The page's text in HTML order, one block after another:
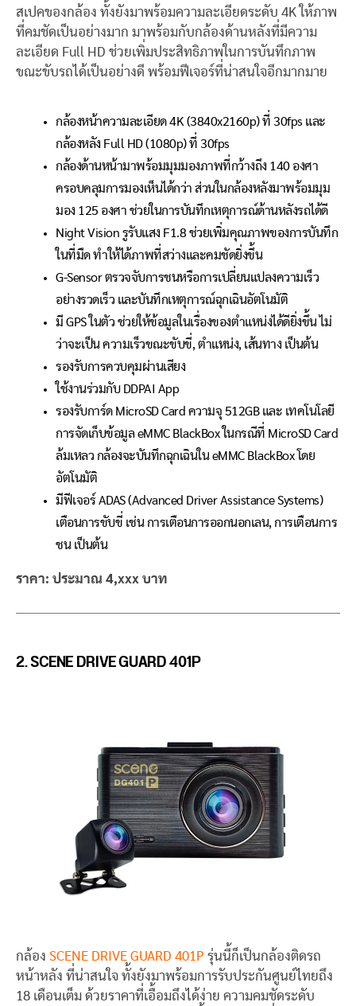
สเปคของกล้อง ทั้งยังมาพร้อมความละเอียดระดับ 4K ให้ภาพ
ที่คมชัดเป็นอย่างมาก มาพร้อมกับกล้องด้านหลังที่มีความ
ละเอียด Full HD ช่วยเพิ่มประสิทธิภาพในการบันทึกภาพ
ขณะขับรถได้เป็นอย่างดี พร้อมฟีเจอร์ที่น่าสนใจอีกมากมาย
กล้องหน้าความละเอียด 4K (3840x2160p) ที่ 30fps และ
กล้องหลัง Full HD (1080p) ที่ 30fps
กล้องด้านหน้ามาพร้อมมุมมองภาพที่กว้างถึง 140 องศา
ครอบคลุมการมองเห็นได้กว่า ส่วนในกล้องหลังมาพร้อมมุม
มอง 125 องศา ช่วยในการบันทึกเหตุการณ์ด้านหลังรถได้ดี
Night Vision รูรับแสง F1.8 ช่วยเพิ่มคุณภาพของการบันทึก
ในที่มืด ทำให้ได้ภาพที่สว่างและคมชัดยิ่งขึ้น
G-Sensor ตรวจจับการชนหรือการเปลี่ยนแปลงความเร็ว
อย่างรวดเร็ว และบันทึกเหตุการณ์ฉุกเฉินอัตโนมัติ
มี GPS ในตัว ช่วยให้ข้อมูลในเรื่องของตำแหน่งได้ดียิ่งขึ้น ไม่
ว่าจะเป็น ความเร็วขณะขับขี่, ตำแหน่ง, เส้นทาง เป็นต้น
รองรับการควบคุมผ่านเสียง
ใช้งานร่วมกับ DDPAI App
รองรับการ์ด MicroSD Card ความจุ 512GB และ เทคโนโลยี
การจัดเก็บข้อมูล eMMC BlackBox ในกรณีที่ MicroSD Card
ล้มเหลว กล้องจะบันทึกฉุกเฉินใน eMMC BlackBox โดย
อัตโนมัติ
มีฟีเจอร์ ADAS (Advanced Driver Assistance Systems)
เตือนการขับขี่ เช่น การเตือนการออกนอกเลน, การเตือนการ
ชน เป็นต้น
ราคา: ประมาณ 4,xxx บาท
2.SCENE DRIVE GUARD 401P
กล้อง SCENE DRIVE GUARD 401P รุ่นนี้ก็เป็นกล้องติดรถ
หน้าหลัง ที่น่าสนใจ ทั้งยังมาพร้อมการรับประกันศูนย์ไทยถึง
18 เดือนเต็ม ด้วยราคาที่เอื้อมถึงได้ง่าย ความคมชัดระดับ